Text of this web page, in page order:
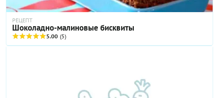
РЕЦЕПТ
Шоколадно-малиновые бисквиты
5.00 (5)